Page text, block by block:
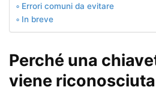
Errori comuni da evitare
In breve
Perché una
viene riconosciuta